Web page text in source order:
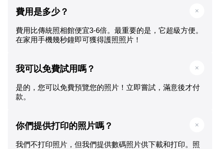
費用是多少？
費用比傳統照相館便宜3-6倍。最重要的是，它超級方便。
在家用手機幾秒鐘即可獲得護照照片！
我可以免費試用嗎？
是的，您可以免費預覽您的照片！立即嘗試，滿意後才付
款。
你們提供打印的照片嗎？
我們不打印照片，但我們提供數碼照片供下載和打印。照